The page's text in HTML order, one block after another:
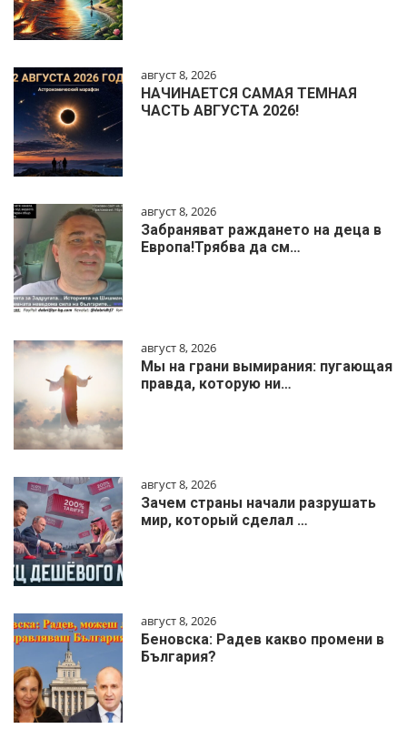
август 8, 2026
НАЧИНАЕТСЯ САМАЯ ТЕМНАЯ
ЧАСТЬ АВГУСТА 2026!
август 8, 2026
Забраняват раждането на деца в
Европа!Трябва да см…
август 8, 2026
Мы на грани вымирания: пугающая
правда, которую ни…
август 8, 2026
Зачем страны начали разрушать
мир, который сделал …
август 8, 2026
Беновска: Радев какво промени в
България?